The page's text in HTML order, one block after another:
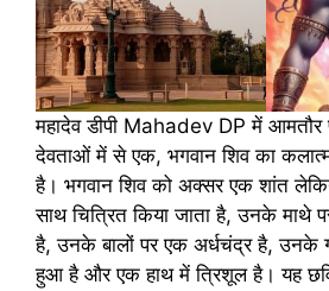
महादेव डीपी Mahadev DP में आमतौर
देवताओं में से एक, भगवान शिव का
है। भगवान शिव को अक्सर एक शांत
साथ चित्रित किया जाता है, उनके माथे
है, उनके बालों पर एक अर्धचंद्र है, उनके
हुआ है और एक हाथ में त्रिशूल है। यह